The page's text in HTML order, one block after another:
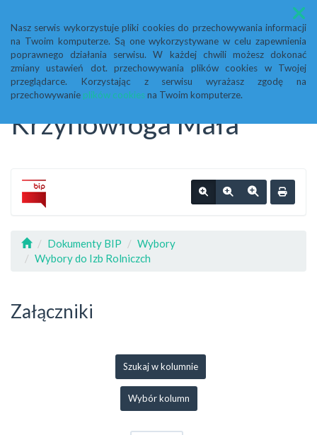
Nasz serwis wykorzystuje pliki cookies do przechowywania informacji
na Twoim komputerze. Są one wykorzystywane w celu zapewnienia
poprawnego działania serwisu. W każdej chwili możesz dokonać
zmiany ustawień dot. przechowywania plików cookies w Twojej
przeglądarce. Korzystając z serwisu wyrażasz zgodę na
przechowywanie plików cookiesna Twoim komputerze.
Menu
Biuletyn Informacji
Publicznej Urząd Gminy
Krzynowłoga Mała
Dokumenty BIP
Wybory
Wybory do Izb Rolniczch
Załączniki
Szukaj w kolumnie
Wybór kolumn